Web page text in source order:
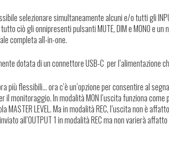
selezionare simultaneamente alcuni e/o tutti gli
ciò gli onnipresenti pulsanti MUTE, DIM e MONO e un
completa all-in-one.
dotata di un connettore USB-C per l’alimentazione
più flessibili… ora c’è un’opzione per consentire al
il monitoraggio. In modalità MON l’uscita funziona
MASTER LEVEL. Ma in modalità REC, l’uscita non è
all’OUTPUT 1 in modalità REC ma non varierà